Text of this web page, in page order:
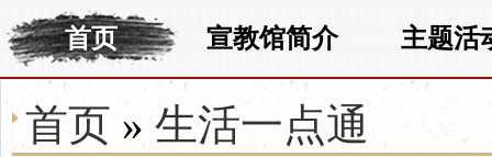
首页 宣教馆简介 主题活
首页 » 生活一点通